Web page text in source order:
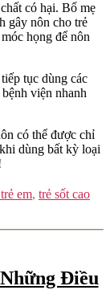
có hại. Bố mẹ
gây nôn cho trẻ
họng để nôn
tục dùng các
viện nhanh
có thể được chỉ
dùng bất kỳ loại
em, trẻ sốt cao
Điều